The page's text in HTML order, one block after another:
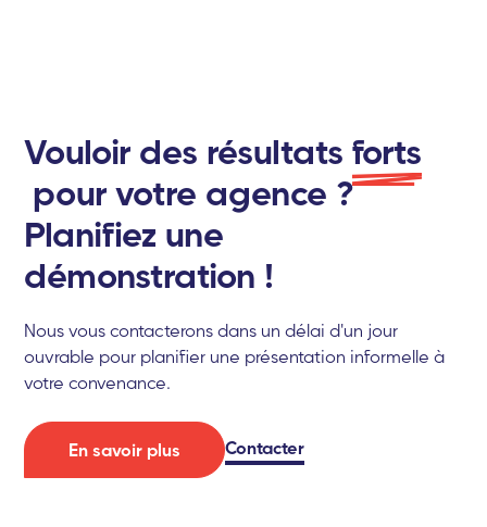
Vouloir des résultatsforts
pour votre agence ?
Planifiez une
démonstration !
Nous vous contacterons dans un délai d'un jour
ouvrable pour planifier une présentation informelle à
votre convenance.
En savoir plus Contacter